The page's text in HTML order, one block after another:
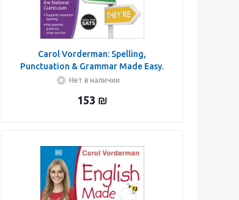
Carol Vorderman: Spelling,
Punctuation & Grammar Made Easy.
Ages 8-9. Key Stage 2
Нет в наличии
153 ₪